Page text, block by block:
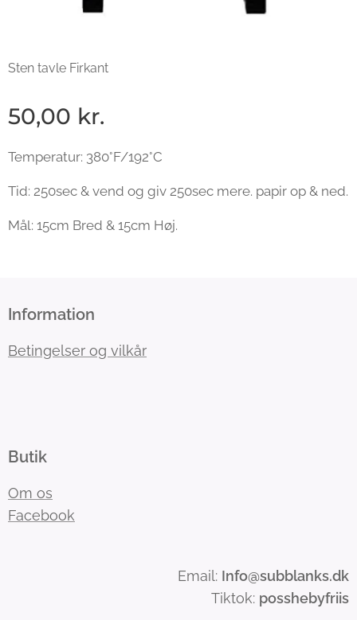
Sten tavle Firkant
50,00 kr.
Temperatur: 380°F/192°C
Tid: 250sec & vend og giv 250sec mere. papir op & ned.
Mål: 15cm Bred & 15cm Høj.
Information
Betingelser og vilkår
Butik
Om os
Facebook
Email: Info@subblanks.dk
Tiktok: posshebyfriis